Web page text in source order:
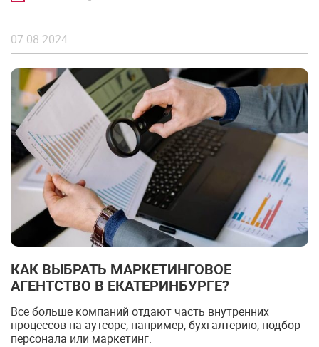
07.08.2024
КАК ВЫБРАТЬ МАРКЕТИНГОВОЕ
АГЕНТСТВО В ЕКАТЕРИНБУРГЕ?
Все больше компаний отдают часть внутренних
процессов на аутсорс, например, бухгалтерию, подбор
персонала или маркетинг.